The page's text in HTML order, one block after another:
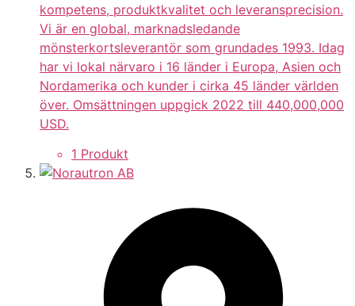
kompetens, produktkvalitet och leveransprecision.
Vi är en global, marknadsledande
mönsterkortsleverantör som grundades 1993. Idag
har vi lokal närvaro i 16 länder i Europa, Asien och
Nordamerika och kunder i cirka 45 länder världen
över. Omsättningen uppgick 2022 till 440,000,000
USD.
1 Produkt